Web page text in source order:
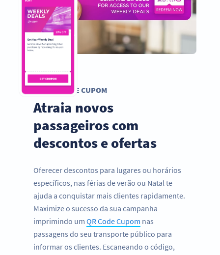
QR CODE CUPOM
Atraia novos
passageiros com
descontos e ofertas
Oferecer descontos para lugares ou horários
específicos, nas férias de verão ou Natal te
ajuda a conquistar mais clientes rapidamente.
Maximize o sucesso da sua campanha
imprimindo um QR Code Cupom nas
passagens do seu transporte público para
informar os clientes. Escaneando o código,